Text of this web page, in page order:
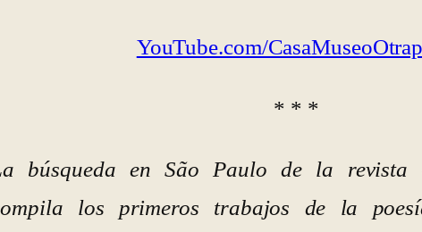
YouTube.com/
* * *
búsqueda en São Paulo de la revista
los primeros trabajos de la